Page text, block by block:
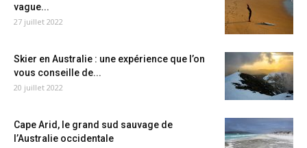
vague...
27 juillet 2022
Skier en Australie : une expérience que l’on
vous conseille de...
20 juillet 2022
Cape Arid, le grand sud sauvage de
l’Australie occidentale